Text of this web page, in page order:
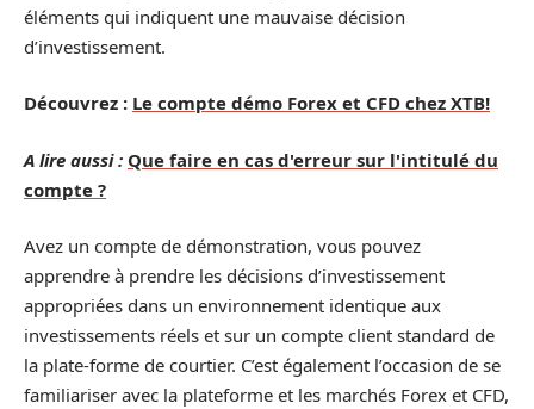
éléments qui indiquent une mauvaise décision
d’investissement.
Découvrez : Le compte démo Forex et CFD chez XTB!
A lire aussi : Que faire en cas d'erreur sur l'intitulé du
compte ?
Avez un compte de démonstration, vous pouvez
apprendre à prendre les décisions d’investissement
appropriées dans un environnement identique aux
investissements réels et sur un compte client standard de
la plate-forme de courtier. C’est également l’occasion de se
familiariser avec la plateforme et les marchés Forex et CFD,